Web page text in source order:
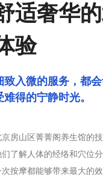
梦，用一双纤纤
适奢华
验
致入微的服务，都
难得的宁静时光。
京房山区菁菁阁养生馆的
们了解人体的经络和穴位
次按摩都能够带来最大的